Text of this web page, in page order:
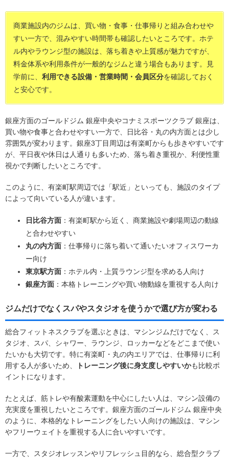
商業施設内のジムは、買い物・食事・仕事帰りと組み合わせや
すい一方で、混みやすい時間帯も確認したいところです。ホテ
ル内やラウンジ型の施設は、落ち着きや上質感が魅力ですが、
料金体系や利用条件が一般的なジムと違う場合もあります。見
学前に、 利用できる設備・営業時間・会員区分を確認しておく
と安心です。
銀座方面のゴールドジム 銀座中央やコナミスポーツクラブ 銀座は、
買い物や食事と合わせやすい一方で、日比谷・丸の内方面とは少し
雰囲気が変わります。銀座3丁目周辺は有楽町からも歩きやすいです
が、平日夜や休日は人通りも多いため、落ち着き重視か、利便性重
視かで判断したいところです。
このように、有楽町駅周辺では「駅近」といっても、施設のタイプ
によって向いている人が違います。
日比谷方面 ：有楽町駅から近く、商業施設や劇場周辺の動線
と合わせやすい
丸の内方面 ：仕事帰りに落ち着いて通いたいオフィスワーカ
ー向け
東京駅方面 ：ホテル内・上質ラウンジ型を求める人向け
銀座方面 ：本格トレーニングや買い物動線を重視する人向け
ジムだけでなくスパやスタジオを使うかで選び方が変わる
総合フィットネスクラブを選ぶときは、マシンジムだけでなく、ス
タジオ、スパ、シャワー、ラウンジ、ロッカーなどをどこまで使い
たいかも大切です。特に有楽町・丸の内エリアでは、仕事帰りに利
用する人が多いため、
トレーニング後に身支度しやすいかも比較ポ
イントになります。
たとえば、筋トレや有酸素運動を中心にしたい人は、マシン設備の
充実度を重視したいところです。銀座方面のゴールドジム 銀座中央
のように、本格的なトレーニングをしたい人向けの施設は、マシン
やフリーウェイトを重視する人に合いやすいです。
一方で、スタジオレッスンやリフレッシュ目的なら、総合型クラブ